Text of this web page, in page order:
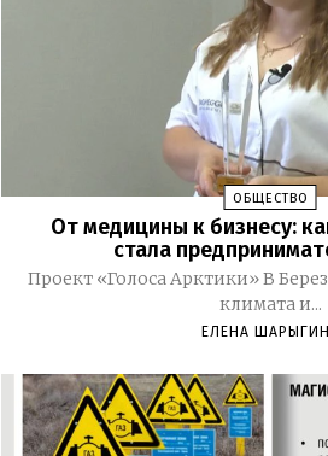
ОБЩЕСТВО
От медицины к бизнесу:
стала
Проект «Голоса Арктики» В Березово, в краю сурового
климата и...
ЕЛЕНА